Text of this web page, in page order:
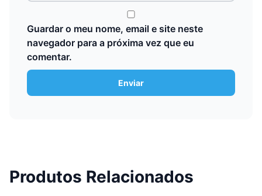
Guardar o meu nome, email e site neste
navegador para a próxima vez que eu
comentar.
Produtos Relacionados